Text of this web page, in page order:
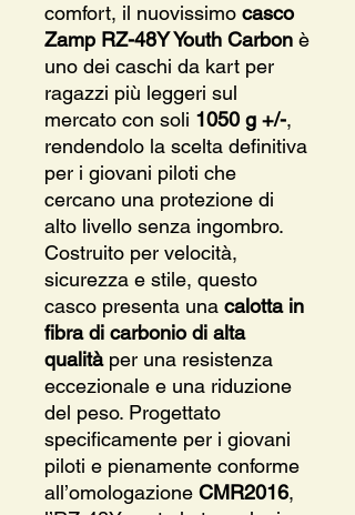
comfort, il nuovissimo casco
Zamp RZ-48Y Youth Carbon è
uno dei caschi da kart per
ragazzi più leggeri sul
mercato con soli 1050 g +/-,
rendendolo la scelta definitiva
per i giovani piloti che
cercano una protezione di
alto livello senza ingombro.
Costruito per velocità,
sicurezza e stile, questo
casco presenta una calotta in
fibra di carbonio di alta
qualitàper una resistenza
eccezionale e una riduzione
del peso. Progettato
specificamente per i giovani
piloti e pienamente conforme
all’omologazione CMR2016,